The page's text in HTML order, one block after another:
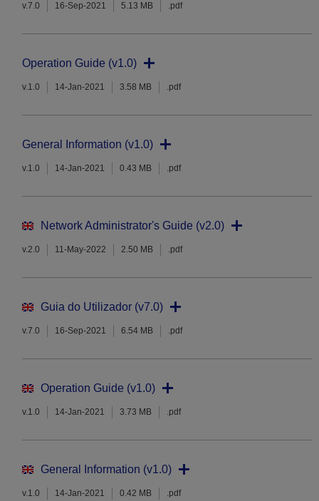
v.7.0 16-Sep-2021 5.13 MB .pdf
Operation Guide (v1.0)
v.1.0 14-Jan-2021 3.58 MB .pdf
General Information (v1.0)
v.1.0 14-Jan-2021 0.43 MB .pdf
Network Administrator's Guide (v2.0)
v.2.0 11-May-2022 2.50 MB .pdf
Guia do Utilizador (v7.0)
v.7.0 16-Sep-2021 6.54 MB .pdf
Operation Guide (v1.0)
v.1.0 14-Jan-2021 3.73 MB .pdf
General Information (v1.0)
v.1.0 14-Jan-2021 0.42 MB .pdf